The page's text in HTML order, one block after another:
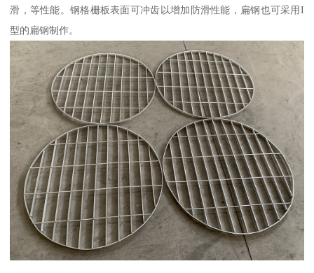
滑，等性能。钢格栅板表面可冲齿以增加防滑性能，扁钢也可采用I
型的扁钢制作。